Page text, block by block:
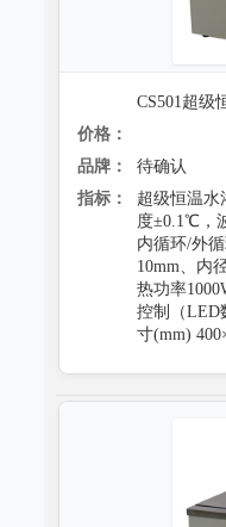
CS501超级
价格：
品牌：
待确认
指标：
超级恒温
度±0.1℃，
内循环/外
10mm、内
热功率
控制（LED
寸(mm)